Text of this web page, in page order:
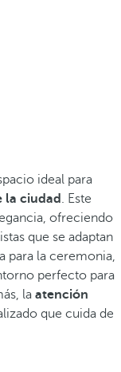
ideal para
la ciudad . Este
ofreciendo
que se adaptan
para la ceremonia,
perfecto para
la atención
que cuida de